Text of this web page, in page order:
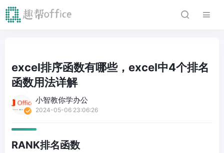
excel排序函数有哪些，excel中4个排名
函数用法详解
小智教你学办公
2024-05-06 23:06:26
RANK排名函数